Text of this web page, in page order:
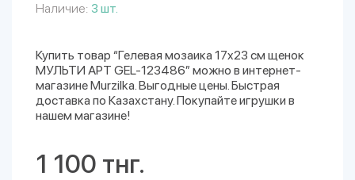
Наличие: 3 шт.
Купить товар “Гелевая мозаика 17x23 см щенок
МУЛЬТИ АРТ GEL-123486” можно в интернет-
магазине Murzilka. Выгодные цены. Быстрая
доставка по Казахстану. Покупайте игрушки в
нашем магазине!
1 100 тнг.